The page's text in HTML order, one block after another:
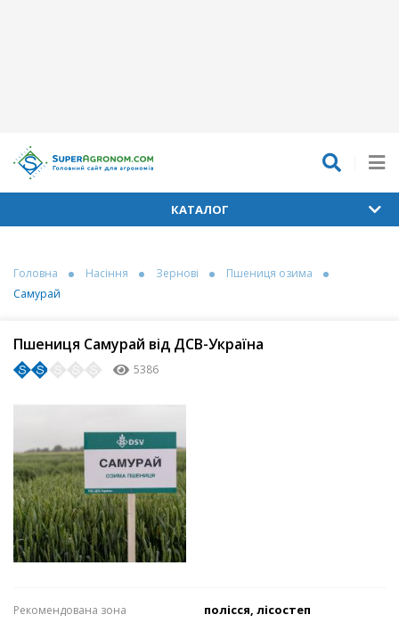
КАТАЛОГ
Головна Насіння Зернові
Пшениця озима
Самурай
Пшениця Самурай від ДСВ-Україна
5386
Рекомендована зона полісся, лісостеп